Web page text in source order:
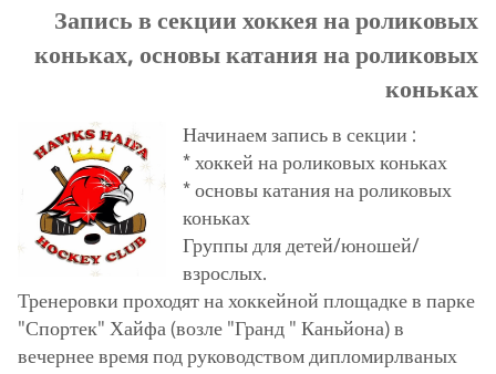
Запись в секции хоккея на роликовых
коньках, основы катания на роликовых
коньках
Начинаем запись в секции :
* хоккей на роликовых коньках
* основы катания на роликовых
коньках
Группы для детей/юношей/
взрослых.
Тренеровки проходят на хоккейной площадке в парке
"Спортек" Хайфа (возле "Гранд " Каньйона) в
вечернее время под руководством дипломирлваных